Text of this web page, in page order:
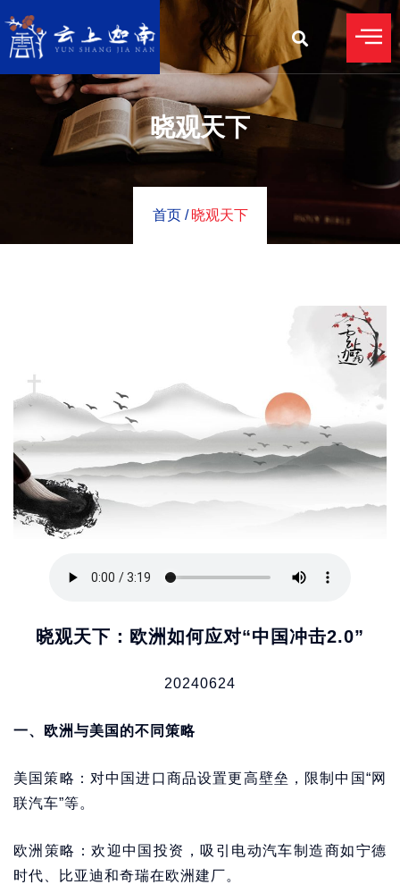
晓观天下
首页 / 晓观天下
晓观天下：欧洲如何应对“中国冲击2.0”
20240624
一、欧洲与美国的不同策略
美国策略：对中国进口商品设置更高壁垒，限制中国“网
联汽车”等。
欧洲策略：欢迎中国投资，吸引电动汽车制造商如宁德
时代、比亚迪和奇瑞在欧洲建厂。